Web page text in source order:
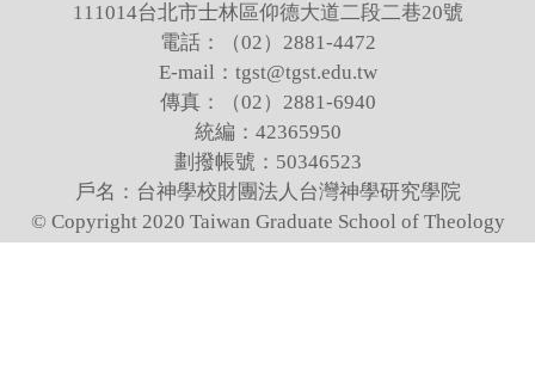
111014台北市士林區仰德大道二段二巷20號
電話：（02）2881-4472
E-mail：tgst@tgst.edu.tw
傳真：（02）2881-6940
統編：42365950
劃撥帳號：50346523
戶名：台神學校財團法人台灣神學研究學院
© Copyright 2020 Taiwan Graduate School of Theology